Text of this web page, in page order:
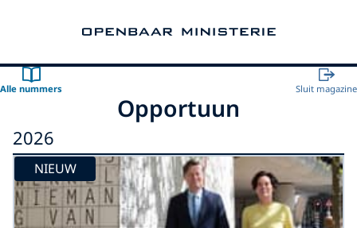
Alle nummers Sluit magazine
Opportuun
2026
NIEUW